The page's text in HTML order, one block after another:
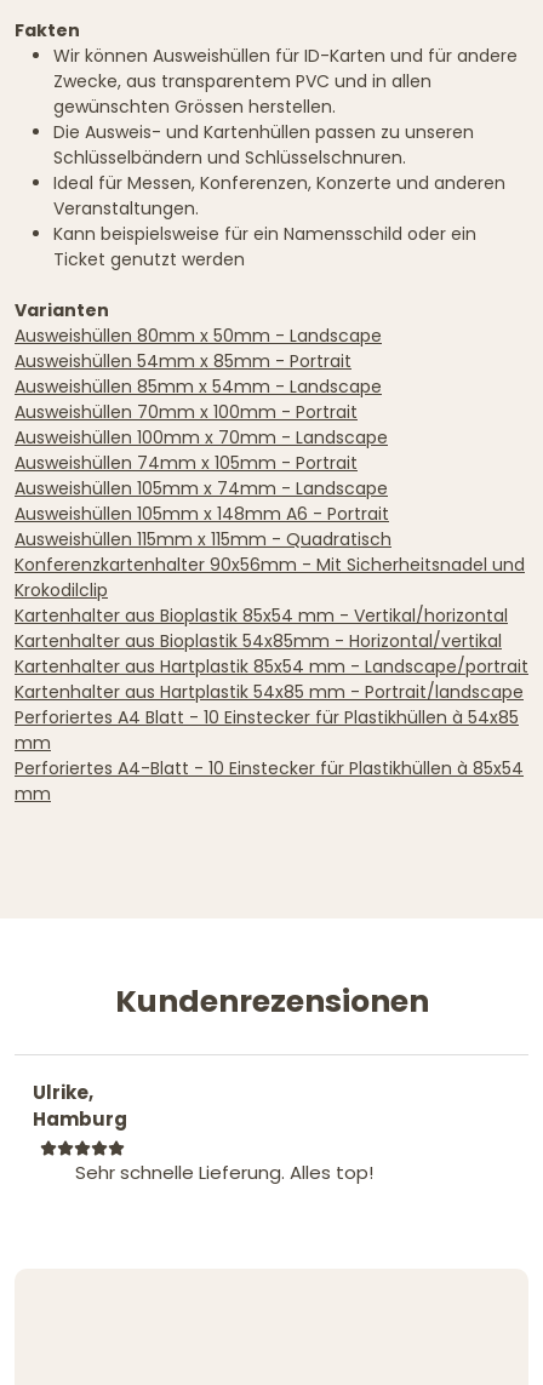
Fakten
Wir können Ausweishüllen für ID-Karten und für andere
Zwecke, aus transparentem PVC und in allen
gewünschten Grössen herstellen.
Die Ausweis- und Kartenhüllen passen zu unseren
Schlüsselbändern und Schlüsselschnuren.
Ideal für Messen, Konferenzen, Konzerte und anderen
Veranstaltungen.
Kann beispielsweise für ein Namensschild oder ein
Ticket genutzt werden
Varianten
Ausweishüllen 80mm x 50mm - Landscape
Ausweishüllen 54mm x 85mm - Portrait
Ausweishüllen 85mm x 54mm - Landscape
Ausweishüllen 70mm x 100mm - Portrait
Ausweishüllen 100mm x 70mm - Landscape
Ausweishüllen 74mm x 105mm - Portrait
Ausweishüllen 105mm x 74mm - Landscape
Ausweishüllen 105mm x 148mm A6 - Portrait
Ausweishüllen 115mm x 115mm - Quadratisch
Konferenzkartenhalter 90x56mm - Mit Sicherheitsnadel und
Krokodilclip
Kartenhalter aus Bioplastik 85x54 mm - Vertikal/horizontal
Kartenhalter aus Bioplastik 54x85mm - Horizontal/vertikal
Kartenhalter aus Hartplastik 85x54 mm - Landscape/portrait
Kartenhalter aus Hartplastik 54x85 mm - Portrait/landscape
Perforiertes A4 Blatt - 10 Einstecker für Plastikhüllen à 54x85
mm
Perforiertes A4-Blatt - 10 Einstecker für Plastikhüllen à 85x54
mm
Kundenrezensionen
Ulrike,
Hamburg
Sehr schnelle Lieferung. Alles top!